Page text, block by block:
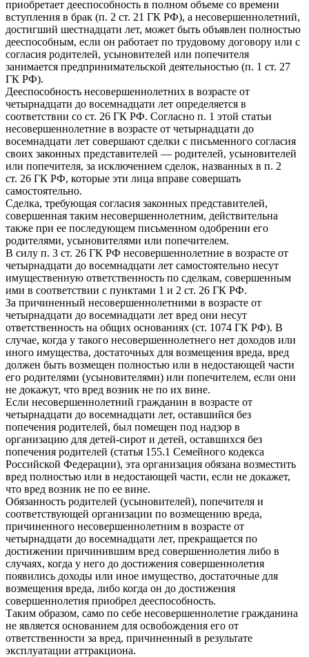
приобретает дееспособность в полном объеме со времени
вступления в брак (п. 2 ст. 21 ГК РФ), а несовершеннолетний,
достигший шестнадцати лет, может быть объявлен полностью
дееспособным, если он работает по трудовому договору или с
согласия родителей, усыновителей или попечителя
занимается предпринимательской деятельностью (п. 1 ст. 27
ГК РФ).
Дееспособность несовершеннолетних в возрасте от
четырнадцати до восемнадцати лет определяется в
соответствии со ст. 26 ГК РФ. Согласно п. 1 этой статьи
несовершеннолетние в возрасте от четырнадцати до
восемнадцати лет совершают сделки с письменного согласия
своих законных представителей — родителей, усыновителей
или попечителя, за исключением сделок, названных в п. 2
ст. 26 ГК РФ, которые эти лица вправе совершать
самостоятельно.
Сделка, требующая согласия законных представителей,
совершенная таким несовершеннолетним, действительна
также при ее последующем письменном одобрении его
родителями, усыновителями или попечителем.
В силу п. 3 ст. 26 ГК РФ несовершеннолетние в возрасте от
четырнадцати до восемнадцати лет самостоятельно несут
имущественную ответственность по сделкам, совершенным
ими в соответствии с пунктами 1 и 2 ст. 26 ГК РФ.
За причиненный несовершеннолетними в возрасте от
четырнадцати до восемнадцати лет вред они несут
ответственность на общих основаниях (ст. 1074 ГК РФ). В
случае, когда у такого несовершеннолетнего нет доходов или
иного имущества, достаточных для возмещения вреда, вред
должен быть возмещен полностью или в недостающей части
его родителями (усыновителями) или попечителем, если они
не докажут, что вред возник не по их вине.
Если несовершеннолетний гражданин в возрасте от
четырнадцати до восемнадцати лет, оставшийся без
попечения родителей, был помещен под надзор в
организацию для детей-сирот и детей, оставшихся без
попечения родителей (статья 155.1 Семейного кодекса
Российской Федерации), эта организация обязана возместить
вред полностью или в недостающей части, если не докажет,
что вред возник не по ее вине.
Обязанность родителей (усыновителей), попечителя и
соответствующей организации по возмещению вреда,
причиненного несовершеннолетним в возрасте от
четырнадцати до восемнадцати лет, прекращается по
достижении причинившим вред совершеннолетия либо в
случаях, когда у него до достижения совершеннолетия
появились доходы или иное имущество, достаточные для
возмещения вреда, либо когда он до достижения
совершеннолетия приобрел дееспособность.
Таким образом, само по себе несовершеннолетие гражданина
не является основанием для освобождения его от
ответственности за вред, причиненный в результате
эксплуатации аттракциона.